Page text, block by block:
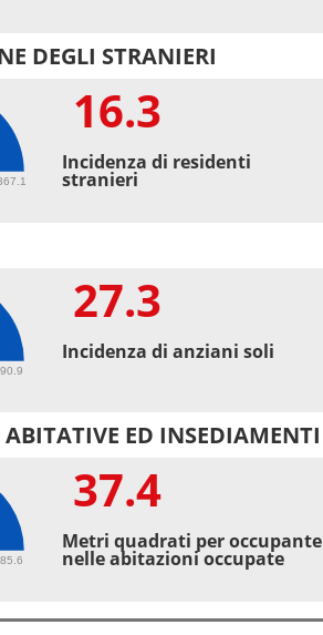
DEGLI STRANIERI
16.3
Incidenza di residenti
stranieri
90.9
27.3
Incidenza di anziani soli
ED INSEDIAMENTI
85.6
37.4
Metri quadrati per occupante
nelle abitazioni occupate